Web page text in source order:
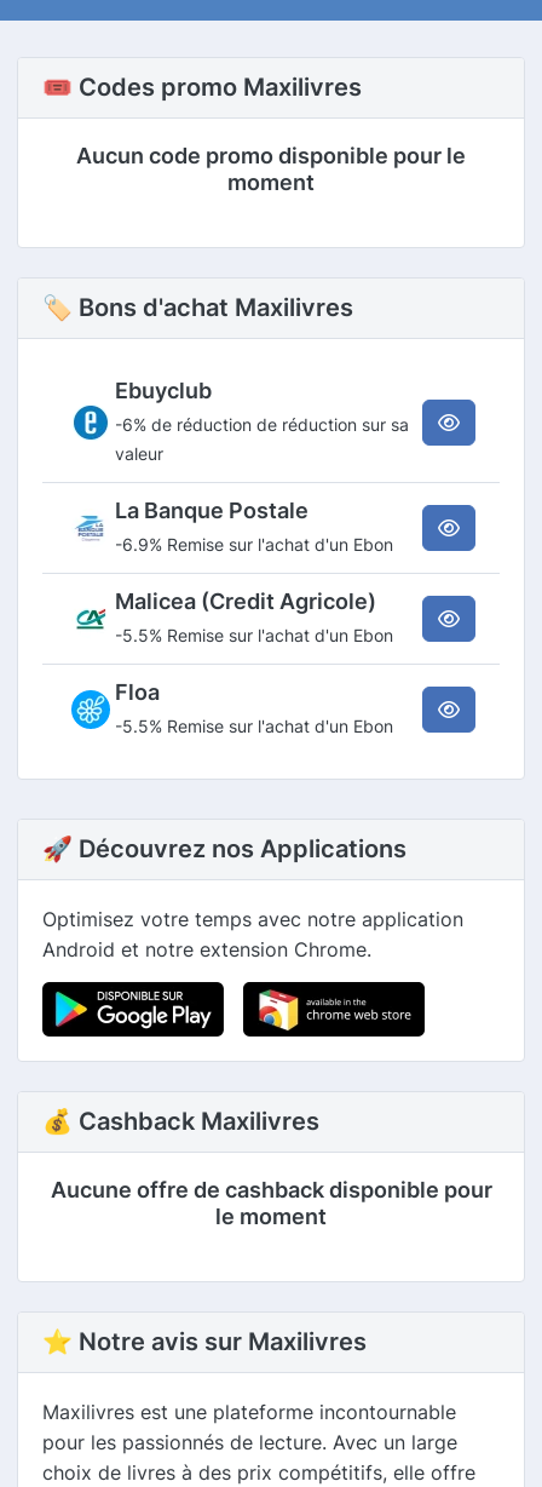
🎟️ Codes promo Maxilivres
Aucun code promo disponible pour le
moment
🏷 Bons d'achat Maxilivres
Ebuyclub
-6% de réduction de réduction sur sa
valeur
La Banque Postale
-6.9% Remise sur l'achat d'un Ebon
Malicea (Credit Agricole)
-5.5% Remise sur l'achat d'un Ebon
Floa
-5.5% Remise sur l'achat d'un Ebon
🚀 Découvrez nos Applications
Optimisez votre temps avec notre application
Android et notre extension Chrome.
💰 Cashback Maxilivres
Aucune offre de cashback disponible pour
le moment
⭐ Notre avis sur Maxilivres
Maxilivres est une plateforme incontournable
pour les passionnés de lecture. Avec un large
choix de livres à des prix compétitifs, elle offre